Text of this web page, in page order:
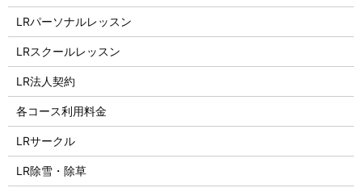
LRパーソナルレッスン
LRスクールレッスン
LR法人契約
各コース利用料金
LRサークル
LR除雪・除草